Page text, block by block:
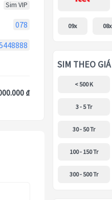
Sim VIP
078
₫
09x 08x
SIM THEO GIÁ
< 500 K
3 - 5 Tr
30 - 50 Tr
100 - 150 Tr
300 - 500 Tr